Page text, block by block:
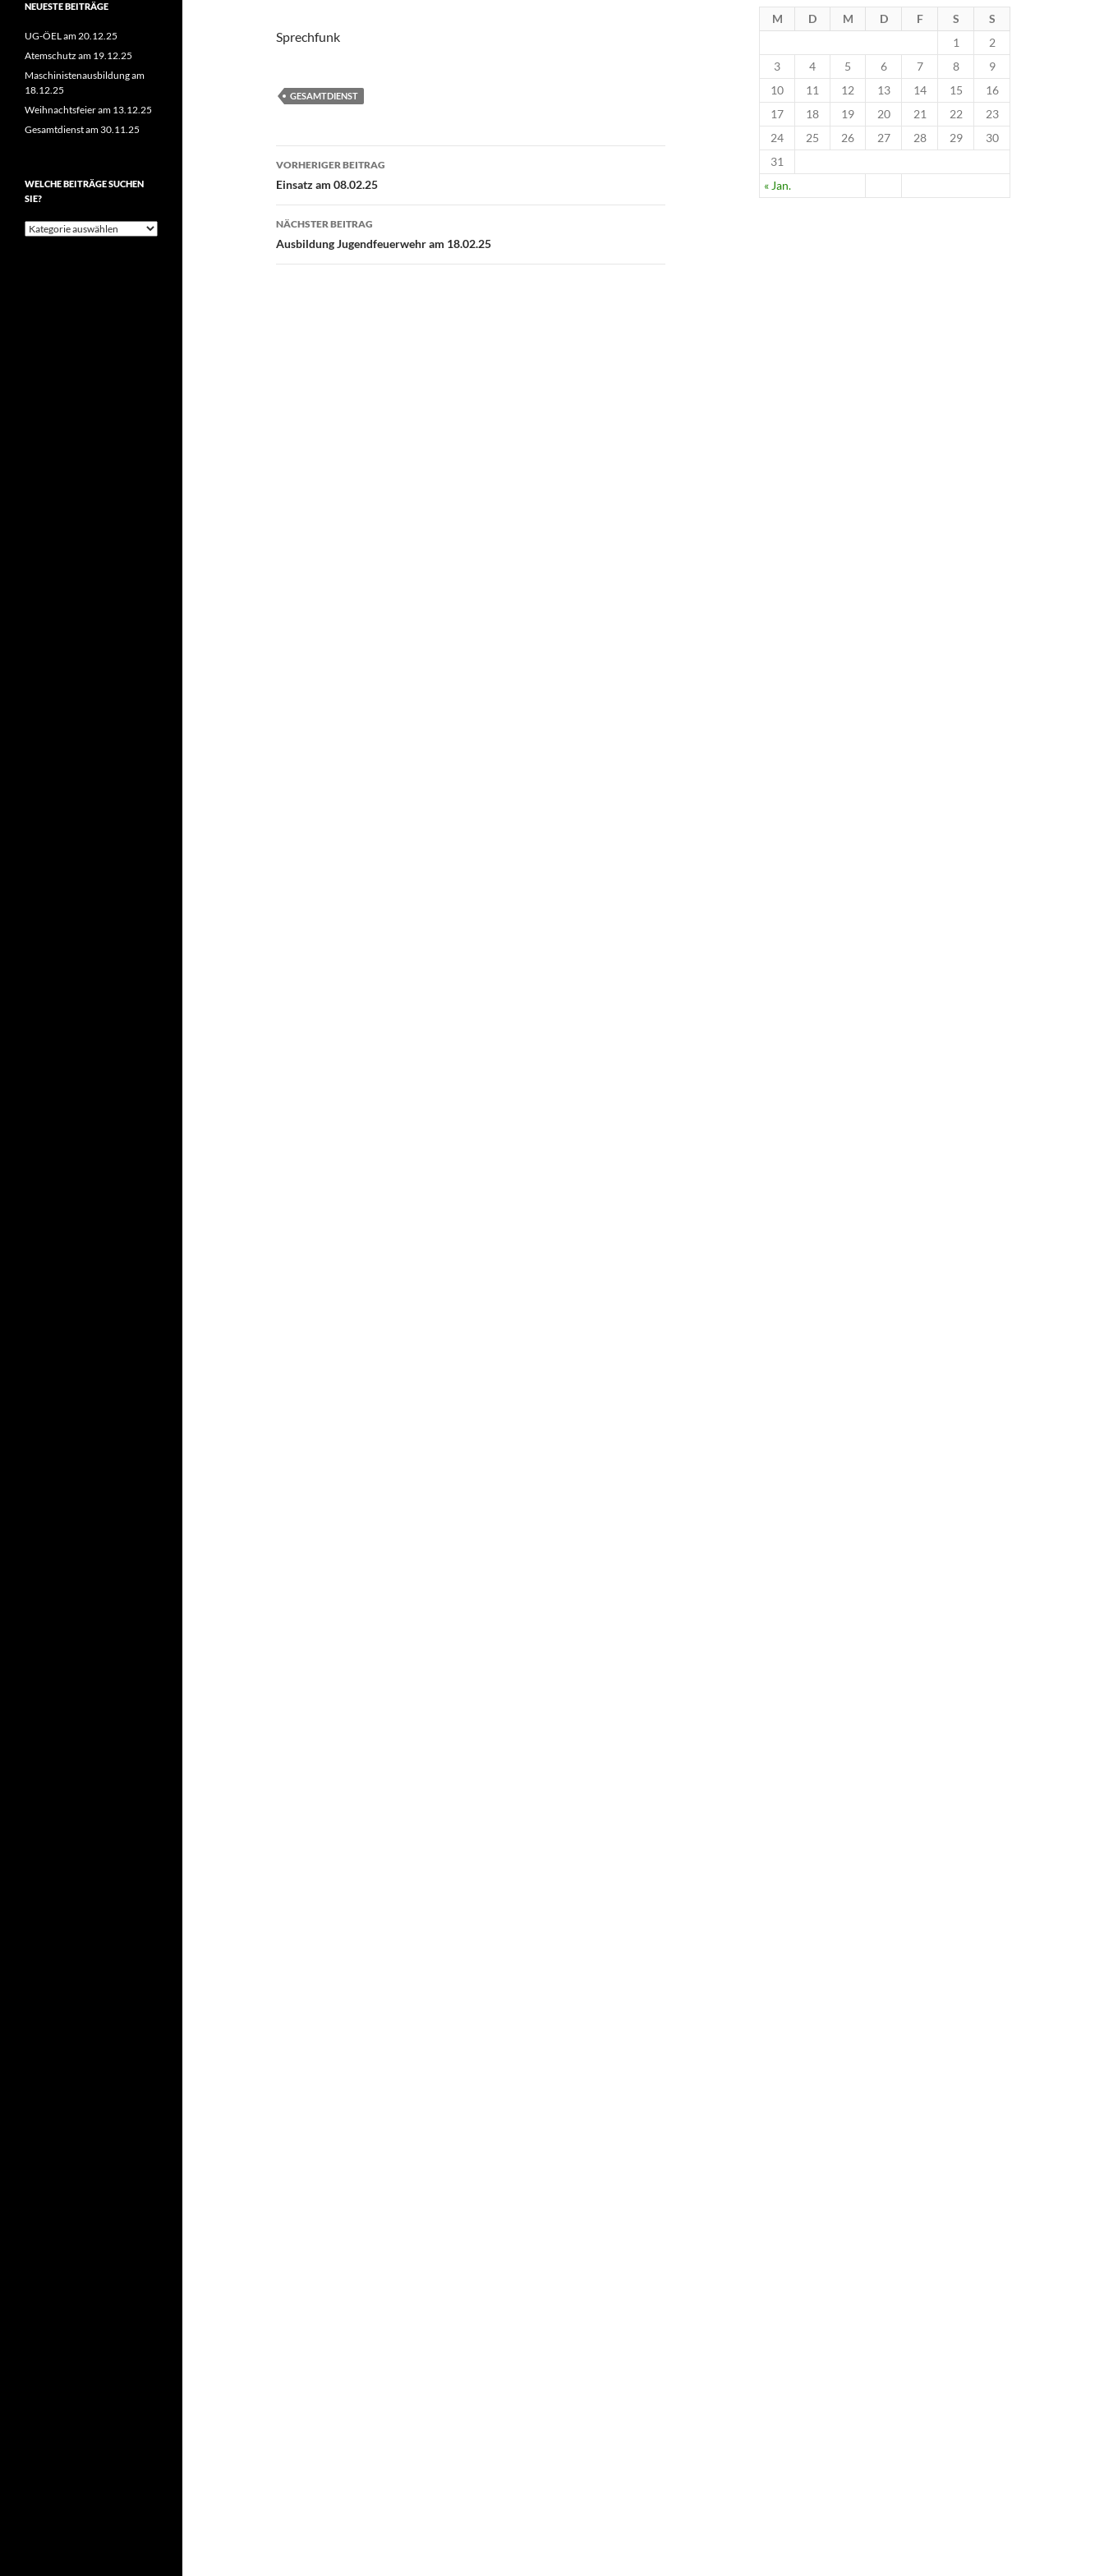
Sprechfunk
GESAMTDIENST
Beitragsnavigation
VORHERIGER BEITRAG
Einsatz am 08.02.25
NÄCHSTER BEITRAG
Ausbildung Jugendfeuerwehr am 18.02.25
M D M D F S S
« Jan.
1
2
3
4 5 6 7 8
9
10
11 12 13 14 15
16
17
18 19 20 21 22
23
24
25 26 27 28 29
30
31
NEUESTE BEITRÄGE
UG-ÖEL am 20.12.25
Atemschutz am 19.12.25
Maschinistenausbildung am
18.12.25
Weihnachtsfeier am 13.12.25
Gesamtdienst am 30.11.25
WELCHE BEITRÄGE SUCHEN
SIE?
Welche